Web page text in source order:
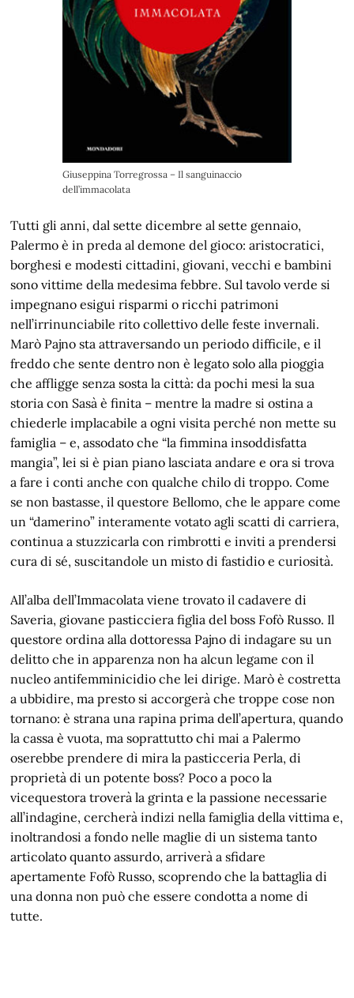
Giuseppina Torregrossa – Il sanguinaccio
dell’immacolata
Tutti gli anni, dal sette dicembre al sette gennaio,
Palermo è in preda al demone del gioco: aristocratici,
borghesi e modesti cittadini, giovani, vecchi e bambini
sono vittime della medesima febbre. Sul tavolo verde si
impegnano esigui risparmi o ricchi patrimoni
nell’irrinunciabile rito collettivo delle feste invernali.
Marò Pajno sta attraversando un periodo difficile, e il
freddo che sente dentro non è legato solo alla pioggia
che affligge senza sosta la città: da pochi mesi la sua
storia con Sasà è finita – mentre la madre si ostina a
chiederle implacabile a ogni visita perché non mette su
famiglia – e, assodato che “la fimmina insoddisfatta
mangia”, lei si è pian piano lasciata andare e ora si trova
a fare i conti anche con qualche chilo di troppo. Come
se non bastasse, il questore Bellomo, che le appare come
un “damerino” interamente votato agli scatti di carriera,
continua a stuzzicarla con rimbrotti e inviti a prendersi
cura di sé, suscitandole un misto di fastidio e curiosità.
All’alba dell’Immacolata viene trovato il cadavere di
Saveria, giovane pasticciera figlia del boss Fofò Russo. Il
questore ordina alla dottoressa Pajno di indagare su un
delitto che in apparenza non ha alcun legame con il
nucleo antifemminicidio che lei dirige. Marò è costretta
a ubbidire, ma presto si accorgerà che troppe cose non
tornano: è strana una rapina prima dell’apertura, quando
la cassa è vuota, ma soprattutto chi mai a Palermo
oserebbe prendere di mira la pasticceria Perla, di
proprietà di un potente boss? Poco a poco la
vicequestora troverà la grinta e la passione necessarie
all’indagine, cercherà indizi nella famiglia della vittima e,
inoltrandosi a fondo nelle maglie di un sistema tanto
articolato quanto assurdo, arriverà a sfidare
apertamente Fofò Russo, scoprendo che la battaglia di
una donna non può che essere condotta a nome di
tutte.